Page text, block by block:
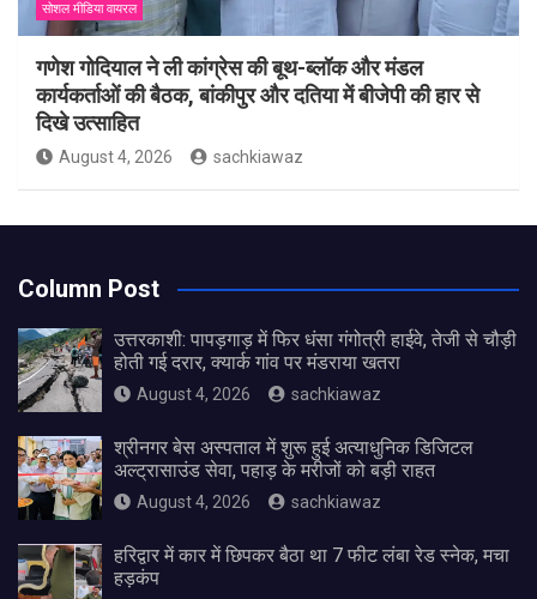
सोशल मीडिया वायरल
गणेश गोदियाल ने ली कांग्रेस की बूथ-ब्लॉक और मंडल
कार्यकर्ताओं की बैठक, बांकीपुर और दतिया में बीजेपी की हार से
दिखे उत्साहित
August 4, 2026 sachkiawaz
Column Post
उत्तरकाशी: पापड़गाड़ में फिर धंसा गंगोत्री हाईवे, तेजी से चौड़ी
होती गई दरार, क्यार्क गांव पर मंडराया खतरा
August 4, 2026 sachkiawaz
श्रीनगर बेस अस्पताल में शुरू हुई अत्याधुनिक डिजिटल
अल्ट्रासाउंड सेवा, पहाड़ के मरीजों को बड़ी राहत
August 4, 2026 sachkiawaz
हरिद्वार में कार में छिपकर बैठा था 7 फीट लंबा रेड स्नेक, मचा
हड़कंप